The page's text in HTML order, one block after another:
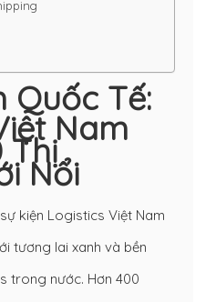
Quốc Tế:
Nam
Thị
Nổi
kiện Logistics Việt Nam
tương lai xanh và bền
trong nước. Hơn 400